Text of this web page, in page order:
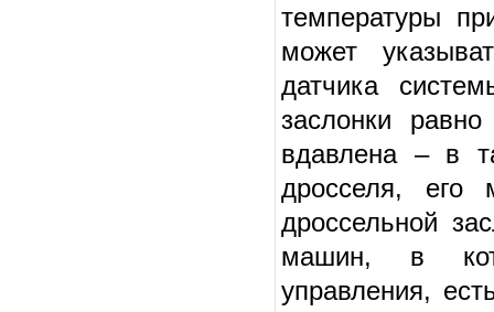
температуры
может
датчика
заслонки
вдавлена – в
дросселя, его
дроссельной
машин, в
управления,